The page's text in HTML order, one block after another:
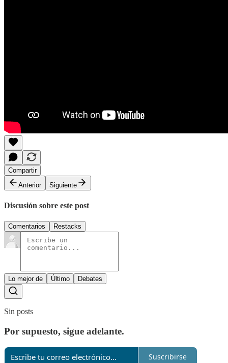
Compartir
Anterior
Siguiente
Discusión sobre este post
Comentarios Restacks
Lo mejor de Último Debates
Sin posts
Por supuesto, sigue adelante.
Suscribirse